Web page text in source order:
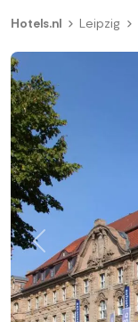
Hotels.nl Leipzig